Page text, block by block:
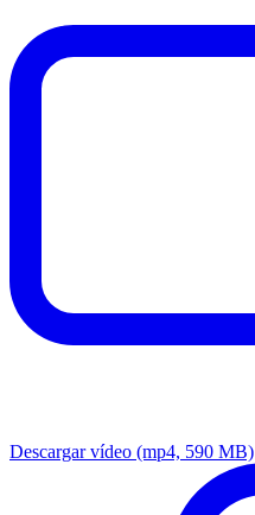
Descargar vídeo (mp4, 590 MB)